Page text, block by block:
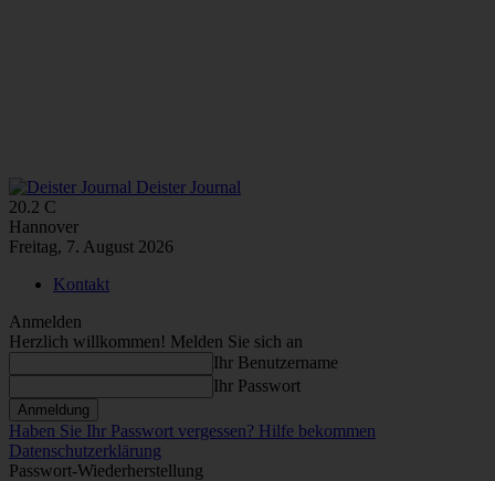
Deister Journal
20.2 C
Hannover
Freitag, 7. August 2026
Kontakt
Anmelden
Herzlich willkommen! Melden Sie sich an
Ihr Benutzername
Ihr Passwort
Haben Sie Ihr Passwort vergessen? Hilfe bekommen
Datenschutzerklärung
Passwort-Wiederherstellung